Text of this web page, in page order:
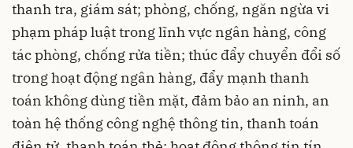
thanh tra, giám sát; phòng, chống, ngăn ngừa vi
phạm pháp luật trong lĩnh vực ngân hàng, công
tác phòng, chống rửa tiền; thúc đẩy chuyển đổi số
trong hoạt động ngân hàng, đẩy mạnh thanh
toán không dùng tiền mặt, đảm bảo an ninh, an
toàn hệ thống công nghệ thông tin, thanh toán